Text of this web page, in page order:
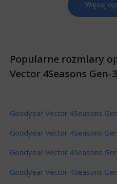
Więcej
Popularne rozmiary
Vector 4Seasons Gen-3
Goodyear Vector 4Seasons
Goodyear Vector 4Seasons
Goodyear Vector 4Seasons
Goodyear Vector 4Seasons